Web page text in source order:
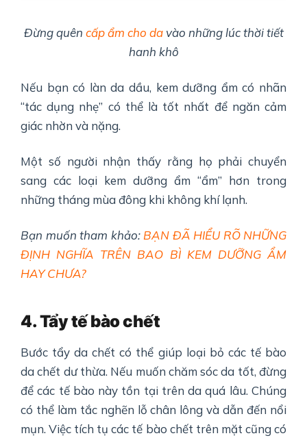
Đừng quên cấp ẩm cho davào những lúc thời tiết
hanh khô
Nếu bạn có làn da dầu, kem dưỡng ẩm có nhãn
“tác dụng nhẹ” có thể là tốt nhất để ngăn cảm
giác nhờn và nặng.
Một số người nhận thấy rằng họ phải chuyển
sang các loại kem dưỡng ẩm “ẩm” hơn trong
những tháng mùa đông khi không khí lạnh.
Bạn muốn tham khảo:BẠN ĐÃ HIỂU RÕ NHỮNG
ĐỊNH NGHĨA TRÊN BAO BÌ KEM DƯỠNG ẨM
HAY CHƯA?
4. Tẩy tế bào chết
Bước tẩy da chết có thể giúp loại bỏ các tế bào
da chết dư thừa. Nếu muốn chăm sóc da tốt, đừng
để các tế bào này tồn tại trên da quá lâu. Chúng
có thể làm tắc nghẽn lỗ chân lông và dẫn đến nổi
mụn. Việc tích tụ các tế bào chết trên mặt cũng có